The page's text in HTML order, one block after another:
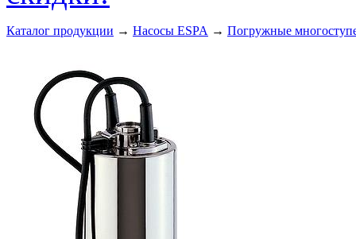
Каталог продукции → Насосы ESPA → Погружные